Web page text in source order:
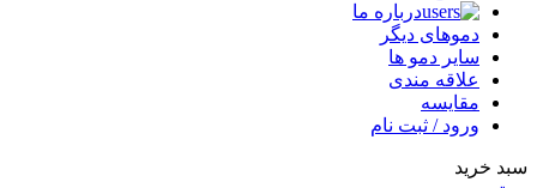
درباره ما
دموهای دیگر
سایر دمو ها
علاقه مندی
مقایسه
ورود / ثبت نام
سبد خرید